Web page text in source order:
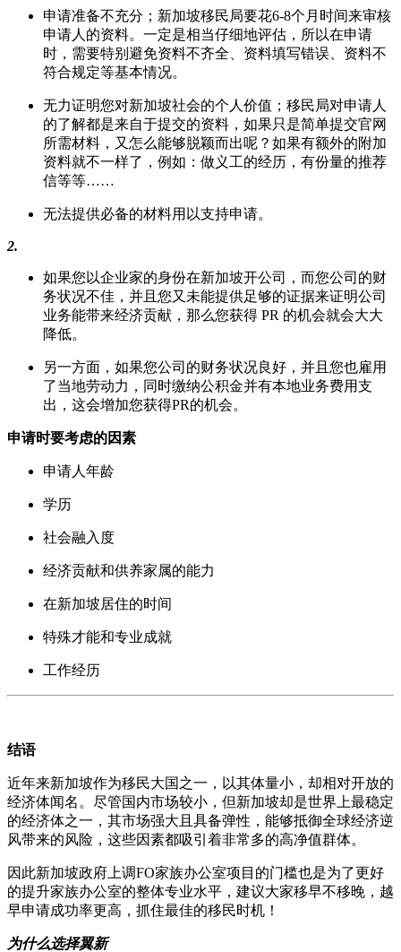
申请准备不充分；新加坡移民局要花6-8个月时间来审核
申请人的资料。一定是相当仔细地评估，所以在申请
时，需要特别避免资料不齐全、资料填写错误、资料不
符合规定等基本情况。
无力证明您对新加坡社会的个人价值；移民局对申请人
的了解都是来自于提交的资料，如果只是简单提交官网
所需材料，又怎么能够脱颖而出呢？如果有额外的附加
资料就不一样了，例如：做义工的经历，有份量的推荐
信等等……
无法提供必备的材料用以支持申请。
2.
如果您以企业家的身份在新加坡开公司，而您公司的财
务状况不佳，并且您又未能提供足够的证据来证明公司
业务能带来经济贡献，那么您获得 PR 的机会就会大大
降低。
另一方面，如果您公司的财务状况良好，并且您也雇用
了当地劳动力，同时缴纳公积金并有本地业务费用支
出，这会增加您获得PR的机会。
申请时要考虑的因素
申请人年龄
学历
社会融入度
经济贡献和供养家属的能力
在新加坡居住的时间
特殊才能和专业成就
工作经历
结语
近年来新加坡作为移民大国之一，以其体量小，却相对开放的
经济体闻名。尽管国内市场较小，但新加坡却是世界上最稳定
的经济体之一，其市场强大且具备弹性，能够抵御全球经济逆
风带来的风险，这些因素都吸引着非常多的高净值群体。
因此新加坡政府上调FO家族办公室项目的门槛也是为了更好
的提升家族办公室的整体专业水平，建议大家移早不移晚，越
早申请成功率更高，抓住最佳的移民时机！
为什么选择翼新